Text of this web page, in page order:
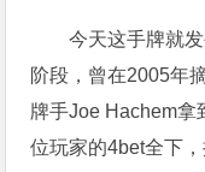
今天这手牌就
阶段，曾在2005年
牌手Joe Hachem拿
位玩家的4bet全下